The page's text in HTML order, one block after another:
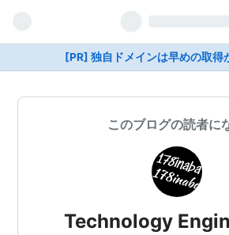
[PR] 独自ドメインは早めの取得
このブログの読者に
Technology